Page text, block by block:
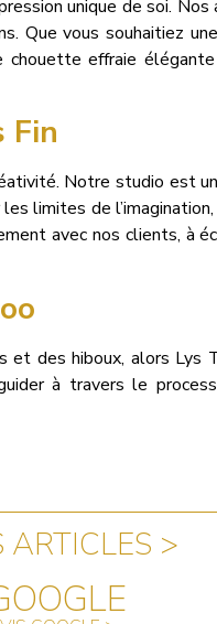
unique de soi.
Que vous souhaitiez
effraie
Fin
Notre studio est
limites de
avec nos clients, à
des hiboux, alors Lys
à travers le
>